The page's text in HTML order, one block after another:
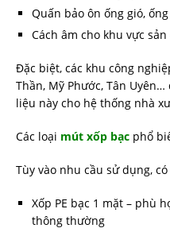
Quấn bảo ôn ống gió,
Cách âm cho khu vực
Đặc biệt, các khu công
Thần, Mỹ Phước, Tân
liệu này cho hệ thống nhà
Các loại mút xốp bạc phổ
Tùy vào nhu cầu sử dụng,
Xốp PE bạc 1 mặt – phù
thông thường